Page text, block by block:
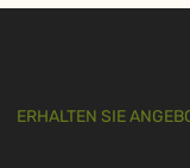
ERHALTEN SIE